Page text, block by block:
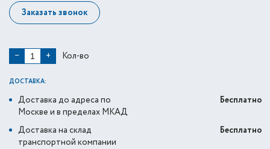
Заказать звонок
− + Кол-во
ДОСТАВКА:
Доставка до адреса по
Москве и в пределах МКАД
Бесплатно
Доставка на склад
транспортной компании
Бесплатно